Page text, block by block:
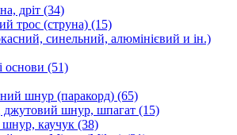
дріт (34)
трос (струна) (15)
синельний, алюмінієвий и ін.)
основи (51)
шнур (паракорд) (65)
джутовий шнур, шпагат (15)
каучук (38)